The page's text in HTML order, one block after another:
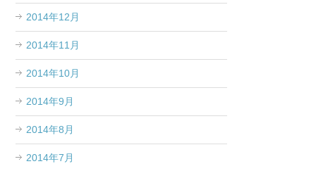
2014年12月
2014年11月
2014年10月
2014年9月
2014年8月
2014年7月